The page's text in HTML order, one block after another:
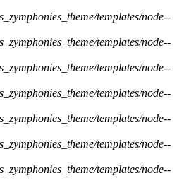
templates/node--
templates/node--
templates/node--
templates/node--
templates/node--
templates/node--
templates/node--